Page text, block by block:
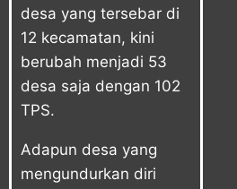
desa yang tersebar di
12 kecamatan, kini
berubah menjadi 53
desa saja dengan 102
TPS.
Adapun desa yang
mengundurkan diri